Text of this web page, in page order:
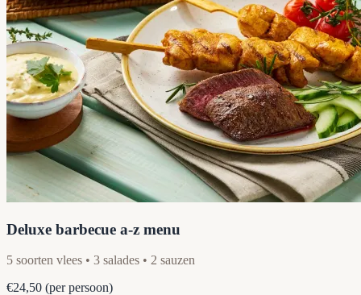
Deluxe barbecue a-z menu
5 soorten vlees • 3 salades • 2 sauzen
€24,50 (per persoon)